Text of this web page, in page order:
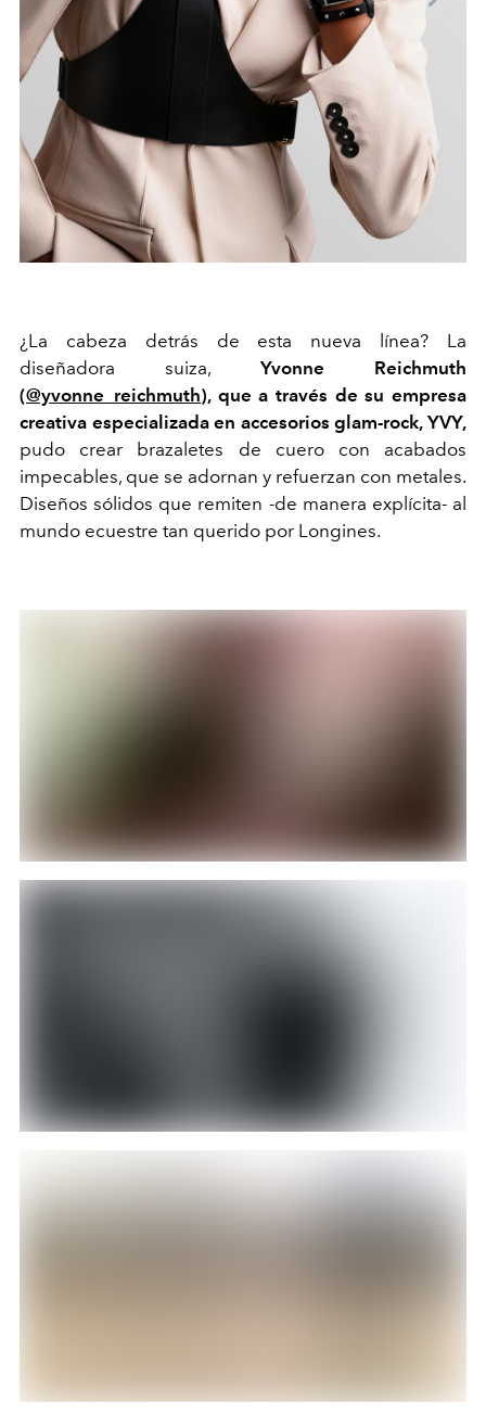
¿La cabeza detrás de esta nueva línea? La
diseñadora suiza, Yvonne Reichmuth
(@yvonne_reichmuth), que a través de su empresa
creativa especializada en accesorios glam-rock, YVY,
pudo crear brazaletes de cuero con acabados
impecables, que se adornan y refuerzan con metales.
Diseños sólidos que remiten -de manera explícita- al
mundo ecuestre tan querido por Longines.